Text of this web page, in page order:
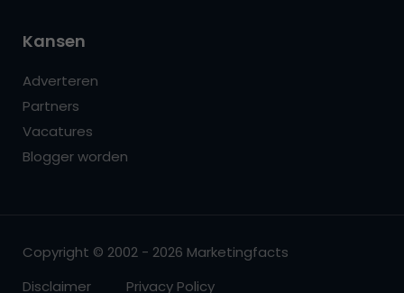
Kansen
Adverteren
Partners
Vacatures
Blogger worden
Copyright © 2002 - 2026 Marketingfacts
Disclaimer
Privacy Policy